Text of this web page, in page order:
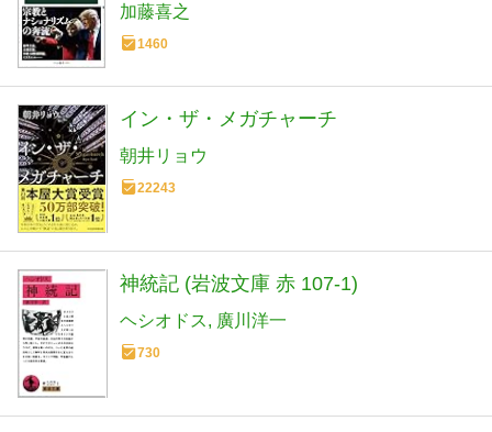
加藤喜之
1460
イン・ザ・メガチャーチ
朝井リョウ
22243
神統記 (岩波文庫 赤 107-1)
ヘシオドス 廣川洋一
730